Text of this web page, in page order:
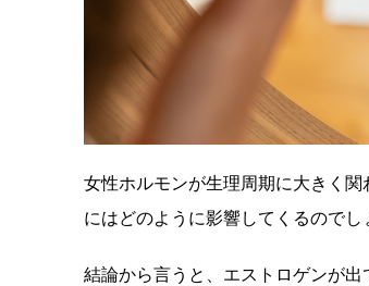
女性ホルモンが生理周期に大きく
にはどのように影響してくるのでし
結論から言うと、エストロゲンが